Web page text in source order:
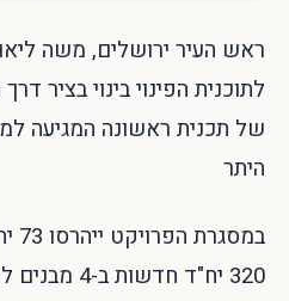
ראש העיר ירושלים, משה
לתוכנית הפינוי בינוי בציר
של תכנית ראשונה המגיעה
היתר